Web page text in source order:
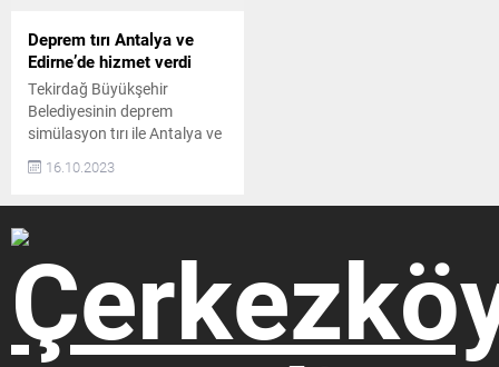
Deprem tırı Antalya ve
Edirne’de hizmet verdi
Tekirdağ Büyükşehir
Belediyesinin deprem
simülasyon tırı ile Antalya ve
vatandaşlara deprem eğitimi
Uzunköprü Belediyesinin
davetleri üzerine Tekirdağ
Büyükşehir Belediyesi
Deprem Risk Yönetimi ve
Kentsel İyileştirme Daire
Başkanlığı bünyesinde
16.10.2023